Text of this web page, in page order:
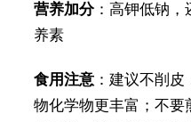
营养加分：高钾低钠，
养素
食用注意：建议不削皮
物化学物更丰富；不要